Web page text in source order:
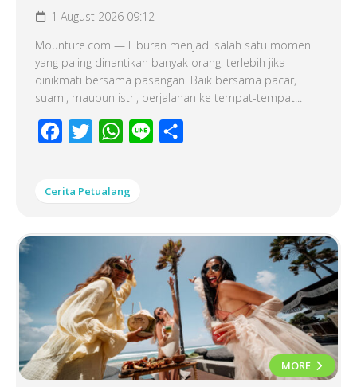
1 August 2026 09:12
Mounture.com — Liburan menjadi salah satu momen
yang paling dinantikan banyak orang, terlebih jika
dinikmati bersama pasangan. Baik bersama pacar,
suami, maupun istri, perjalanan ke tempat-tempat...
Facebook
Twitter WhatsApp
Line
Cerita Petualang
MORE